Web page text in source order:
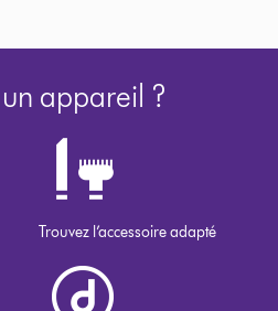
appareil ?
Trouvez l’accessoire adapté